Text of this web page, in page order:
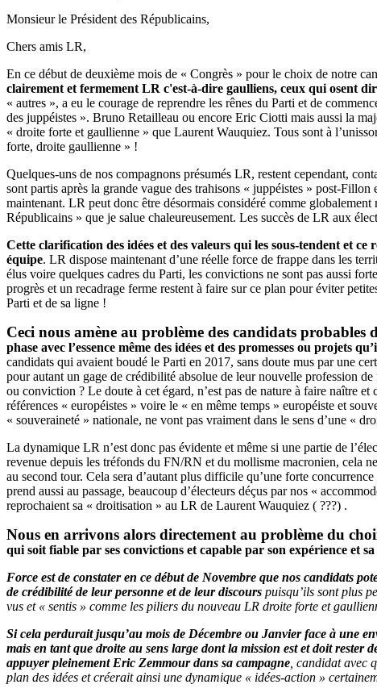
Monsieur le Président des Républicains,
Chers amis LR,
En ce début de deuxième mois de « Congrès » pour le choix de notre
clairement et fermement LR c'est-à-dire gaulliens, ceux qui osent
« autres », a eu le courage de reprendre les rênes du Parti et de
des juppéistes ». Bruno Retailleau ou encore Eric Ciotti mais aussi la
« droite forte et gaullienne » que Laurent Wauquiez. Tous sont à
forte, droite gaullienne » !
Quelques-uns de nos compagnons présumés LR, restent cependant,
sont partis après la grande vague des trahisons « juppéistes » post-
maintenant. LR peut donc être désormais considéré comme
Républicains » que je salue chaleureusement. Les succès de LR aux
Cette clarification des idées et des valeurs qui les sous-tendent et
équipe. LR dispose maintenant d’une réelle force de frappe dans les
élus voire quelques cadres du Parti, les convictions ne sont pas aussi
progrès et un recadrage ferme restent à faire sur ce plan pour éviter
Parti et de sa ligne !
Ceci nous amène au problème des candidats
phase avec l’essence même des idées et des promesses ou projets
candidats qui avaient boudé le Parti en 2017, sans doute mus par une
pour autant un gage de crédibilité absolue de leur nouvelle profession
ou conviction ? Le doute à cet égard, n’est pas de nature à faire naître
références « européistes » voire le « en même temps » européiste et
« souveraineté » nationale, ne vont pas vraiment dans le sens d’une «
La dynamique LR n’est donc pas évidente et même si une partie de
revenue depuis les tréfonds du FN/RN et du mollisme macronien, cela
au second tour. Cela sera d’autant plus difficile qu’une forte
prend aussi au passage, beaucoup d’électeurs déçus par nos «
reprochaient sa « droitisation » au LR de Laurent Wauquiez ( ???) .
Nous en arrivons alors directement au problème du
qui soit fiable par ses convictions et capable par son expérience et
Force est de constater en ce début de Novembre que nos candidats
de crédibilité de leur personne et de leur discours puisqu’ils sont plus
vus et « sentis » comme les piliers du nouveau LR droite forte et
Si cela perdurait jusqu’au mois de Décembre ou Janvier face à une
mais en tant que droite au sens large dont la mission est et doit
appuyer pleinement Eric Zemmour dans sa campagne, candidat avec
plan des idées et créerait ainsi une dynamique « idées-action »